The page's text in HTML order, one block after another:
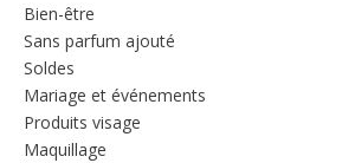
Bien-être
Sans parfum ajouté
Soldes
Mariage et événements
Produits visage
Maquillage